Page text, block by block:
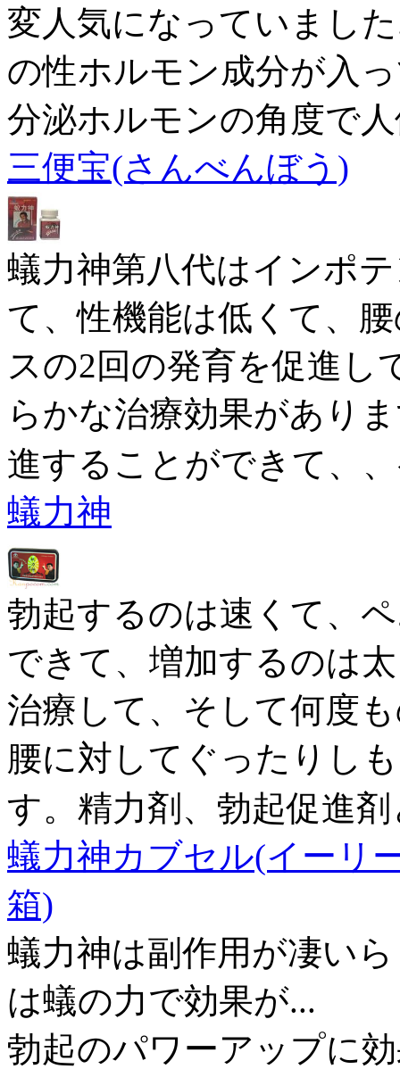
変人気になっていまし
の性ホルモン成分が入
分泌ホルモンの角度で
三便宝(さんべんぼう)
蟻力神第八代はインポ
て、性機能は低くて、
スの2回の発育を促進し
らかな治療効果があり
進することができて、
蟻力神
勃起するのは速くて、
できて、増加するのは
治療して、そして何度
腰に対してぐったりし
す。精力剤、勃起促進
蟻力神カブセル(イーリ
箱)
蟻力神は副作用が凄い
は蟻の力で効果が...
勃起のパワーアップに